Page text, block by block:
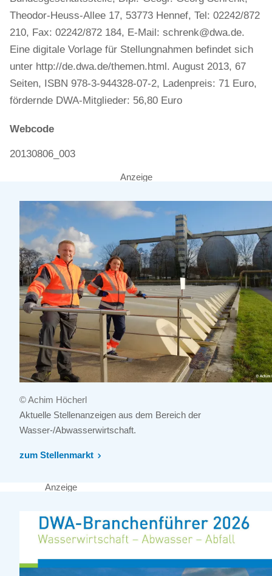
Theodor-Heuss-Allee 17, 53773 Hennef, Tel: 02242/872
210, Fax: 02242/872 184, E-Mail: schrenk@dwa.de.
Eine digitale Vorlage für Stellungnahmen befindet sich
unter http://de.dwa.de/themen.html. August 2013, 67
Seiten, ISBN 978-3-944328-07-2, Ladenpreis: 71 Euro,
fördernde DWA-Mitglieder: 56,80 Euro
Webcode
20130806_003
Anzeige
© Achim Höcherl
Aktuelle Stellenanzeigen aus dem Bereich der
Wasser-/Abwasserwirtschaft.
zum Stellenmarkt
Anzeige